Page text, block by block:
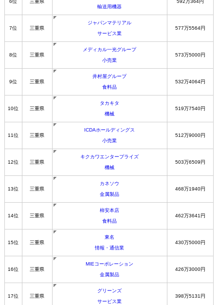
6位
三重県
輸送用機器
592万364円
7位 三重県
ジャパンマテリアル
サービス業
577万5564円
8位 三重県
メディカル一光グループ
小売業
573万5000円
9位 三重県
井村屋グループ
食料品
532万4064円
10位 三重県
タカキタ
機械
519万7540円
11位 三重県
ICDAホールディングス
小売業
512万9000円
12位 三重県
キクカワエンタープライズ
機械
503万6509円
13位 三重県
カネソウ
金属製品
468万1940円
14位 三重県
柿安本店
食料品
462万3641円
15位 三重県
東名
情報・通信業
430万5000円
16位 三重県
MIEコーポレーション
金属製品
426万3000円
17位 三重県
グリーンズ
サービス業
398万5131円